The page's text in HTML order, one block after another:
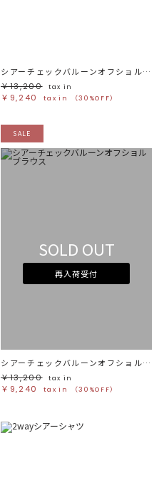
シアーチェックバルーンオフショルブラウス
￥13,200
tax in
￥9,240 tax in （30%OFF）
SALE
SOLD OUT
再入荷受付
シアーチェックバルーンオフショルブラウス
￥13,200
tax in
￥9,240 tax in （30%OFF）